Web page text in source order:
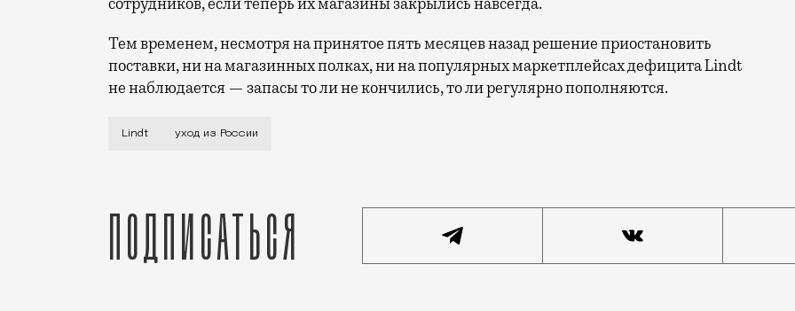
Тем временем, несмотря на принятое пять месяцев назад решение приостановить
поставки, ни на магазинных полках, ни на популярных маркетплейсах дефицита Lindt
не наблюдается — запасы то ли не кончились, то ли регулярно пополняются.
Прощайте, конфеты Lindor, наборы P&M, рожки Caffarellino, шоколадки Swiss Classic и
Lindt уход из России
Подписаться